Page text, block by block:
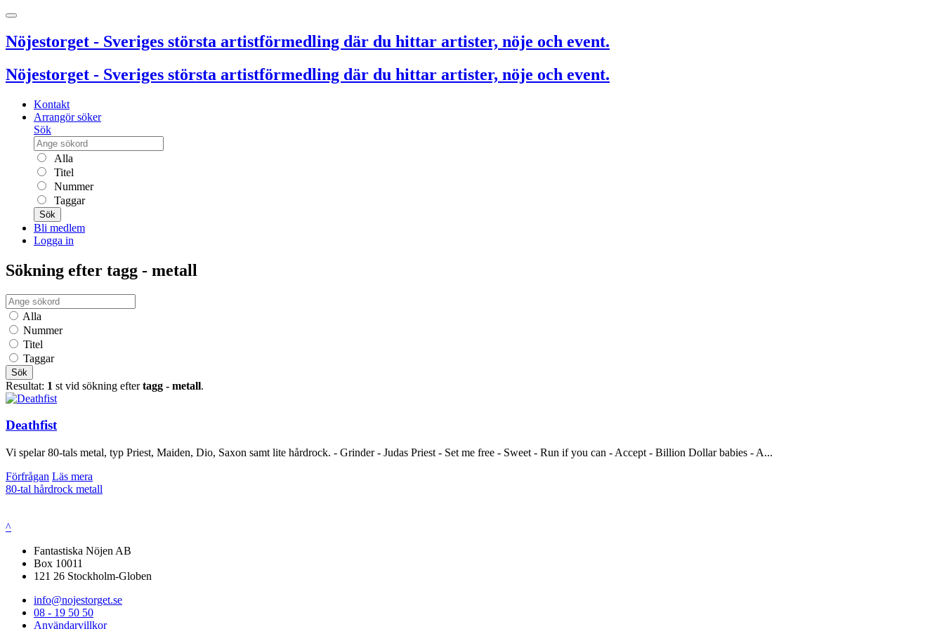
Nöjestorget - Sveriges största artistförmedling där du hittar artister, nöje och event.
Nöjestorget - Sveriges största artistförmedling där du hittar artister, nöje och event.
Kontakt
Arrangör söker
Sök
Alla
Titel
Nummer
Taggar
Sök
Bli medlem
Logga in
Sökning efter tagg - metall
Alla
Nummer
Titel
Taggar
Sök
Resultat: 1 st vid sökning eftertagg - metall.
Deathfist
Vi spelar 80-tals metal, typ Priest, Maiden, Dio, Saxon samt lite hårdrock. - Grinder - Judas Priest - Set me free - Sweet - Run if you can - Accept - Billion Dollar babies - A...
Förfrågan Läs mera
80-tal hårdrock metall
^
Fantastiska Nöjen AB
Box 10011
121 26 Stockholm-Globen
info@nojestorget.se
08 - 19 50 50
Användarvillkor